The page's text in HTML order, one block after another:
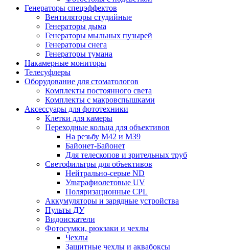
Генераторы спецэффектов
Вентиляторы студийные
Генераторы дыма
Генераторы мыльных пузырей
Генераторы снега
Генераторы тумана
Накамерные мониторы
Телесуфлеры
Оборудование для стоматологов
Комплекты постоянного света
Комплекты с макровспышками
Аксессуары для фототехники
Клетки для камеры
Переходные кольца для объективов
На резьбу М42 и М39
Байонет-Байонет
Для телескопов и зрительных труб
Светофильтры для объективов
Нейтрально-серые ND
Ультрафиолетовые UV
Поляризационные CPL
Аккумуляторы и зарядные устройства
Пульты ДУ
Видоискатели
Фотосумки, рюкзаки и чехлы
Чехлы
Защитные чехлы и аквабоксы